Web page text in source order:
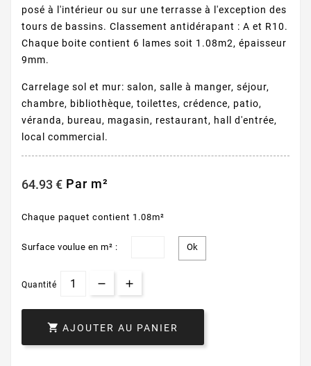
posé à l'intérieur ou sur une terrasse à l'exception des
tours de bassins. Classement antidérapant : A et R10.
Chaque boite contient 6 lames soit 1.08m2, épaisseur
9mm.
Carrelage sol et mur: salon, salle à manger, séjour,
chambre, bibliothèque, toilettes, crédence, patio,
véranda, bureau, magasin, restaurant, hall d'entrée,
local commercial.
64.93 € Par m²
Chaque paquet contient 1.08m²
Surface voulue en m² :
Quantité
 AJOUTER AU PANIER